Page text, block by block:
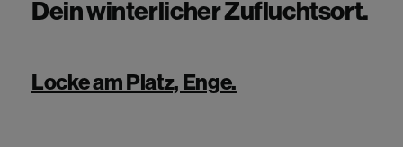
Dein winterlicher Zufluchtsort.
Locke am Platz, Enge.